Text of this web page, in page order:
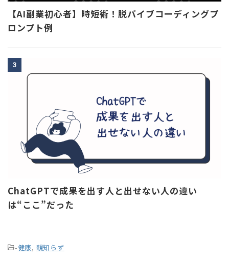
【AI副業初心者】時短術！脱バイブコーディングプ
ロンプト例
3
ChatGPTで成果を出す人と出せない人の違い
は“ここ”だった
-健康, 親知らず